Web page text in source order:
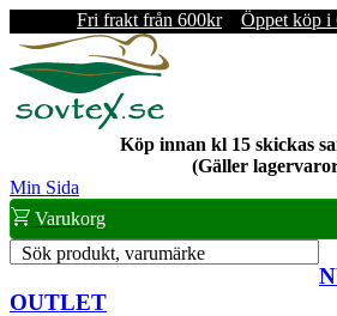
Fri frakt från 600kr Öppet köp i
Köp innan kl 15 skickas
(Gäller
Min Sida
Varukorg
Sök produkt, varumärke
OUTLET